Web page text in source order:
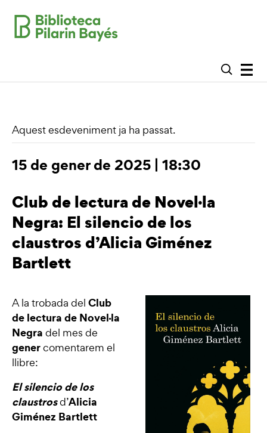
Aquest esdeveniment ja ha passat.
15 de gener de 2025 | 18:30
Club de lectura de Novel·la
Negra: El silencio de los
claustros d’Alicia Giménez
Bartlett
A la trobada del Club
de lectura de Novel·la
Negra del mes de
genercomentarem el
llibre:
El silencio de los
claustrosd’Alicia
Giménez Bartlett